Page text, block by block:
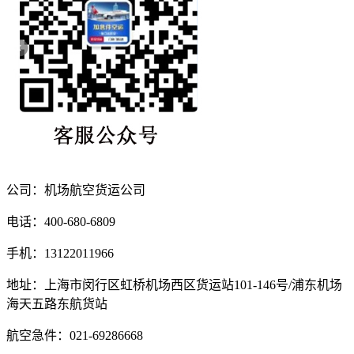
公司：机场航空货运公司
电话：400-680-6809
手机：13122011966
地址：上海市闵行区虹桥机场西区货运站101-146号/浦东机场
海天五路东航货站
航空急件：021-69286668